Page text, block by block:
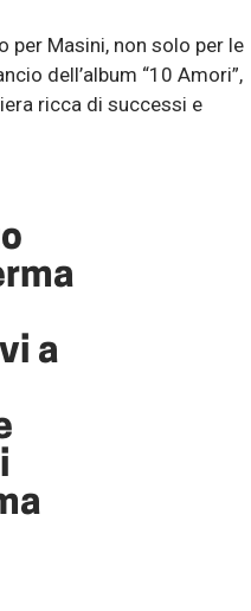
per Masini, non solo per le
dell’album “10 Amori”,
ricca di successi e
a